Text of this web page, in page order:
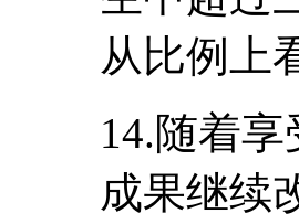
从比例上
14.随着
成果继续